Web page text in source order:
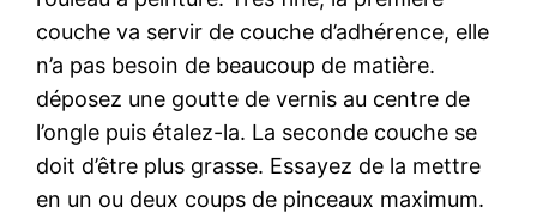
couche va servir de couche d’adhérence, elle
n’a pas besoin de beaucoup de matière.
déposez une goutte de vernis au centre de
l’ongle puis étalez-la. La seconde couche se
doit d’être plus grasse. Essayez de la mettre
en un ou deux coups de pinceaux maximum.